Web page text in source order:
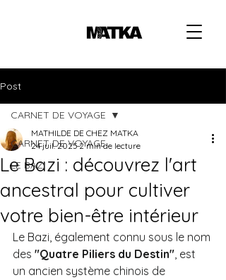
Post
CARNET DE VOYAGE
LE BAZI
CARNET DE VOYAGE
Le Bazi : découvrez l'art
ancestral pour cultiver
votre bien-être intérieur
MATHILDE DE CHEZ MATKA
24 juil. 20252 min de lecture
Le Bazi, également connu sous le nom
des "Quatre Piliers du Destin", est
un ancien système chinois de